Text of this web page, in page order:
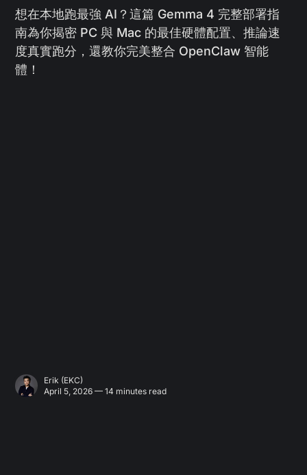
想在本地跑最強 AI？這篇 Gemma 4 完整部署指
南為你揭密 PC 與 Mac 的最佳硬體配置、推論速
度真實跑分，還教你完美整合 OpenClaw 智能
體！
Erik (EKC)
April 5, 2026 — 14 minutes read